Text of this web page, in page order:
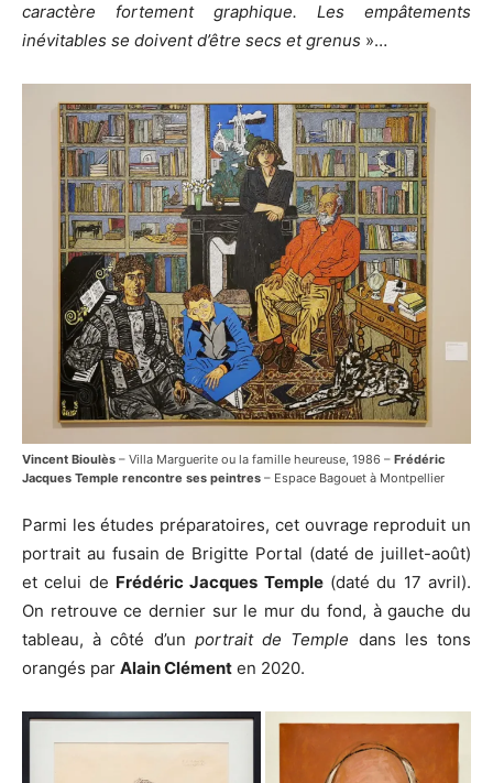
caractère fortement graphique. Les empâtements
inévitables se doivent d’être secs et grenus »…
Vincent Bioulès – Villa Marguerite ou la famille heureuse, 1986 – Frédéric
Jacques Temple rencontre ses peintres – Espace Bagouet à Montpellier
Parmi les études préparatoires, cet ouvrage reproduit un
portrait au fusain de Brigitte Portal (daté de juillet-août)
et celui de Frédéric Jacques Temple(daté du 17 avril).
On retrouve ce dernier sur le mur du fond, à gauche du
tableau, à côté d’un portrait de Temple dans les tons
orangés par Alain Clément en 2020.